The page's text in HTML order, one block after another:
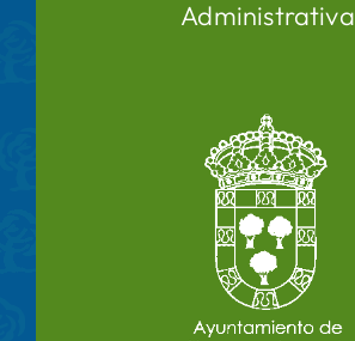
Administrativa